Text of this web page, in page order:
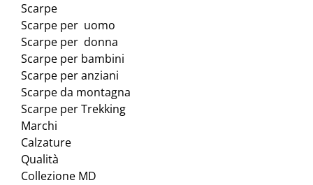
Scarpe
Scarpe per uomo
Scarpe per donna
Scarpe per bambini
Scarpe per anziani
Scarpe da montagna
Scarpe per Trekking
Marchi
Calzature
Qualità
Collezione MD